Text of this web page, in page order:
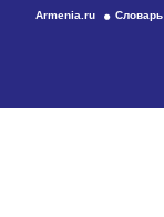
Armenia.ru Словарь